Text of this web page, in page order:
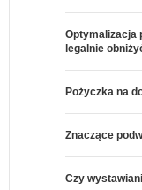
Optymalizacja
legalnie
Pożyczka na
Znaczące
Czy